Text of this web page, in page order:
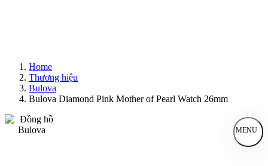
Home
Thương hiệu
Bulova
Bulova Diamond Pink Mother of Pearl Watch 26mm
MENU